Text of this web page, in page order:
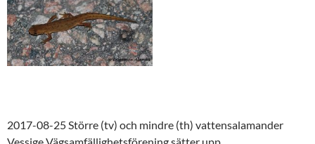
2017-08-25 Större (tv) och mindre (th) vattensalamander